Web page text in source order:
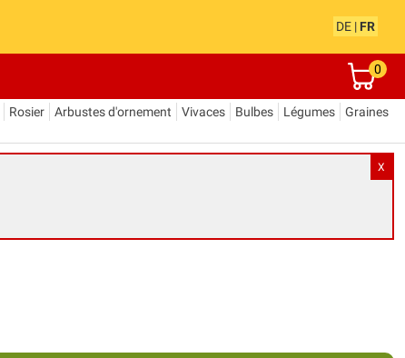
DE | FR
0
Rosier Arbustes d'ornement Vivaces Bulbes Légumes
Graines
X